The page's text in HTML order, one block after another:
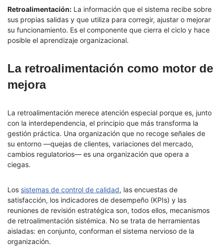
Retroalimentación: La información que el sistema recibe sobre
sus propias salidas y que utiliza para corregir, ajustar o mejorar
su funcionamiento. Es el componente que cierra el ciclo y hace
posible el aprendizaje organizacional.
La retroalimentación como motor de
mejora
La retroalimentación merece atención especial porque es, junto
con la interdependencia, el principio que más transforma la
gestión práctica. Una organización que no recoge señales de
su entorno —quejas de clientes, variaciones del mercado,
cambios regulatorios— es una organización que opera a
ciegas.
Los sistemas de control de calidad, las encuestas de
satisfacción, los indicadores de desempeño (KPIs) y las
reuniones de revisión estratégica son, todos ellos, mecanismos
de retroalimentación sistémica. No se trata de herramientas
aisladas: en conjunto, conforman el sistema nervioso de la
organización.